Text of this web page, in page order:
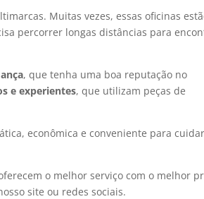
Muitas vezes, essas oficinas
percorrer longas distâncias para
, que tenha uma boa reputação no
e experientes, que utilizam peças de
econômica e conveniente para
o melhor serviço com o melhor
site ou redes sociais.